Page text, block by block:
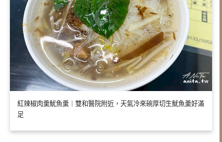
紅辣椒肉羹魷魚羹｜雙和醫院附近，天氣冷來碗厚切生魷魚羹好滿
足